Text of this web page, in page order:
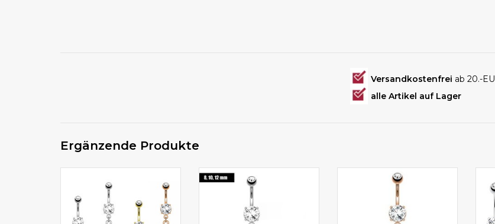
Versandkostenfrei ab 20.-
alle Artikel auf Lager
Ergänzende Produkte
Der Anhänger ist ca. 18 mm
lang
Der Anhänger des
Bauchnabelpiercings ist ca. 17
mm lang